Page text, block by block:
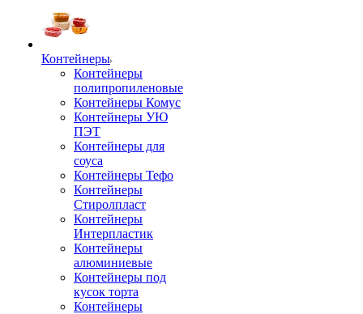
Контейнеры
Контейнеры
полипропиленовые
Контейнеры Комус
Контейнеры УЮ
ПЭТ
Контейнеры для
соуса
Контейнеры Тефо
Контейнеры
Стиролпласт
Контейнеры
Интерпластик
Контейнеры
алюминиевые
Контейнеры под
кусок торта
Контейнеры